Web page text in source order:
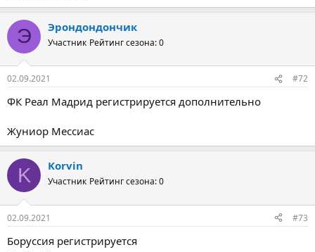
Э Эрондондончик
Участник Рейтинг сезона: 0
02.09.2021 #72
ФК Реал Мадрид регистрируется дополнительно
Жуниор Мессиас
K Korvin
Участник Рейтинг сезона: 0
02.09.2021 #73
Боруссия регистрируется